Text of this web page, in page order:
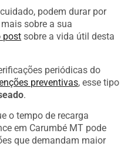
podem durar por
sobre a sua
post sobre a vida útil desta
periódicas do
preventivas , esse tipo
.
o tempo de recarga
em Carumbé MT pode
que demandam maior